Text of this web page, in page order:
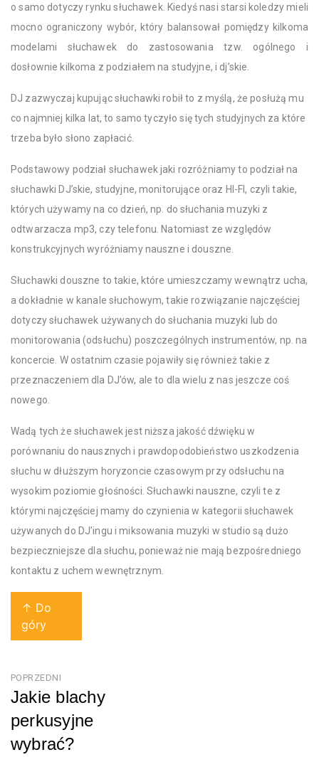
o samo dotyczy rynku słuchawek. Kiedyś nasi starsi koledzy mieli
mocno ograniczony wybór, który balansował pomiędzy kilkoma
modelami słuchawek do zastosowania tzw. ogólnego i
dosłownie kilkoma z podziałem na studyjne, i dj’skie.
DJ zazwyczaj kupując słuchawki robił to z myślą, że posłużą mu
co najmniej kilka lat, to samo tyczyło się tych studyjnych za które
trzeba było słono zapłacić.
Podstawowy podział słuchawek jaki rozróżniamy to podział na
słuchawki DJ’skie, studyjne, monitorujące oraz HI-FI, czyli takie,
których używamy na co dzień, np. do słuchania muzyki z
odtwarzacza mp3, czy telefonu. Natomiast ze względów
konstrukcyjnych wyróżniamy nauszne i douszne.
Słuchawki douszne to takie, które umieszczamy wewnątrz ucha,
a dokładnie w kanale słuchowym, takie rozwiązanie najczęściej
dotyczy słuchawek używanych do słuchania muzyki lub do
monitorowania (odsłuchu) poszczególnych instrumentów, np. na
koncercie. W ostatnim czasie pojawiły się również takie z
przeznaczeniem dla DJ’ów, ale to dla wielu z nas jeszcze coś
nowego.
Wadą tych że słuchawek jest niższa jakość dźwięku w
porównaniu do nausznych i prawdopodobieństwo uszkodzenia
słuchu w dłuższym horyzoncie czasowym przy odsłuchu na
wysokim poziomie głośności. Słuchawki nauszne, czyli te z
którymi najczęściej mamy do czynienia w kategorii słuchawek
używanych do DJ’ingu i miksowania muzyki w studio są dużo
bezpieczniejsze dla słuchu, ponieważ nie mają bezpośredniego
kontaktu z uchem wewnętrznym.
↑ Do
góry
Nawigacja
wpisu
POPRZEDNI
Jakie blachy
perkusyjne
wybrać?